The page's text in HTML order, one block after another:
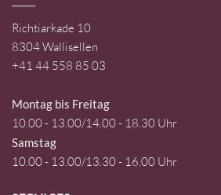
Richtiarkade 10
8304 Wallisellen
+41 44 558 85 03
Montag bis Freitag
10.00 - 13.00/14.00 - 18.30 Uhr
Samstag
10.00 - 13.00/13.30 - 16.00 Uhr